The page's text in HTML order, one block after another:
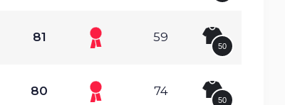
81 59
50
80 74
50